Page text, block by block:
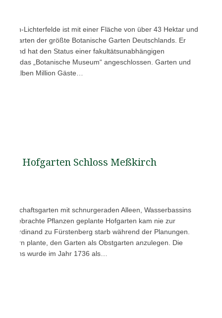
Berlin-Lichterfelde ist mit einer Fläche von über 43 Hektar und
der größte Botanische Garten Deutschlands. Er
und hat den Status einer fakultätsunabhängigen
ist das „Botanische Museum“ angeschlossen. Garten und
halben Million Gäste…
Hofgarten Schloss Meßkirch
mit schnurgeraden Alleen, Wasserbassins
gebrachte Pflanzen geplante Hofgarten kam nie zur
Ferdinand zu Fürstenberg starb während der Planungen.
plante, den Garten als Obstgarten anzulegen. Die
wurde im Jahr 1736 als…